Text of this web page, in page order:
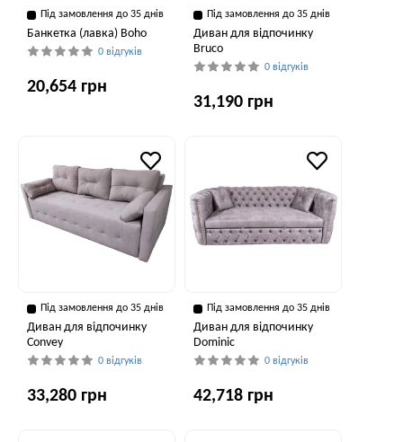
Під замовлення до 35 днів
Банкетка (лавка) Boho
0 відгуків
20,654 грн
Під замовлення до 35 днів
Диван для відпочинку
Bruco
0 відгуків
31,190 грн
Під замовлення до 35 днів
Диван для відпочинку
Convey
0 відгуків
33,280 грн
Під замовлення до 35 днів
Диван для відпочинку
Dominic
0 відгуків
42,718 грн